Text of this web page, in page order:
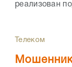
реализован
Телеком